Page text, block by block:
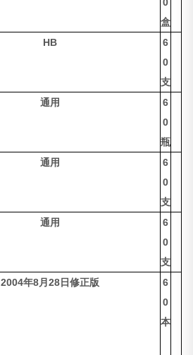
0
盒
HB
6
0
支
通用
6
0
瓶
通用
6
0
支
通用
6
0
支
2004年8月28日修正版
6
0
本